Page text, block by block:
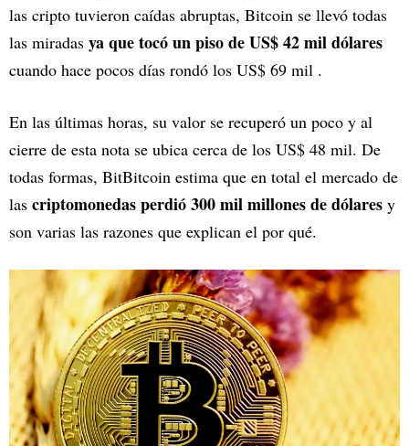
las cripto tuvieron caídas abruptas, Bitcoin se llevó todas
las miradas ya que tocó un piso de US$ 42 mil dólares
cuando hace pocos días rondó los US$ 69 mil .
En las últimas horas, su valor se recuperó un poco y al
cierre de esta nota se ubica cerca de los US$ 48 mil. De
todas formas, BitBitcoin estima que en total el mercado de
las criptomonedas perdió 300 mil millones de dólares y
son varias las razones que explican el por qué.